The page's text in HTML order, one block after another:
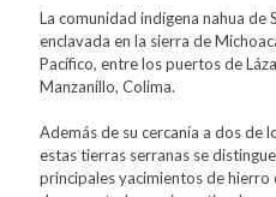
La comunidad indígena nahua de
enclavada en la sierra de
Pacífico, entre los puertos de
Manzanillo, Colima.
Además de su cercanía a dos de
estas tierras serranas se
principales yacimientos de hierro